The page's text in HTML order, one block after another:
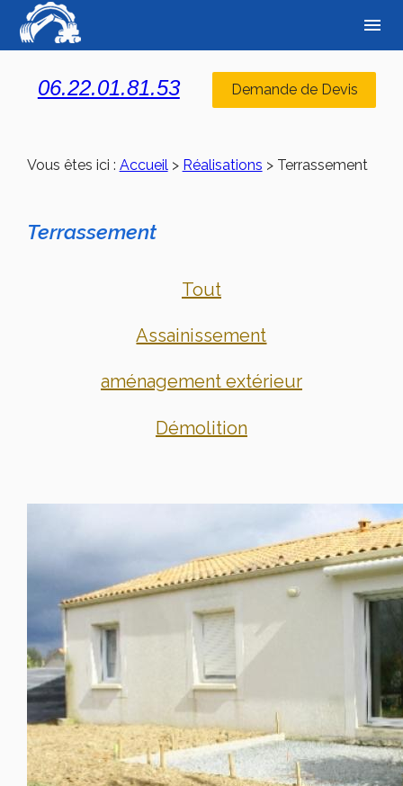
menu
06.22.01.81.53 Demande de Devis
Vous êtes ici : Accueil> Réalisations > Terrassement
Terrassement
Tout
Assainissement
aménagement extérieur
Démolition
Panneau de gestion des cookies